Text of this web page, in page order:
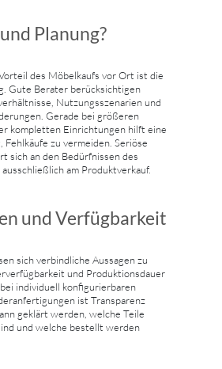
Planung?
des Möbelkaufs vor Ort ist die
Gute Berater berücksichtigen
Nutzungsszenarien und
Gerade bei größeren
kompletten Einrichtungen hilft eine
Fehlkäufe zu vermeiden. Seriöse
sich an den Bedürfnissen des
am Produktverkauf.
und Verfügbarkeit
sich verbindliche Aussagen zu
und Produktionsdauer
individuell konfigurierbaren
ist Transparenz
geklärt werden, welche Teile
und welche bestellt werden